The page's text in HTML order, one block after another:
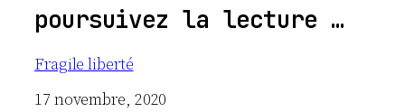
poursuivez la lecture …
Fragile liberté
Date
17 novembre, 2020